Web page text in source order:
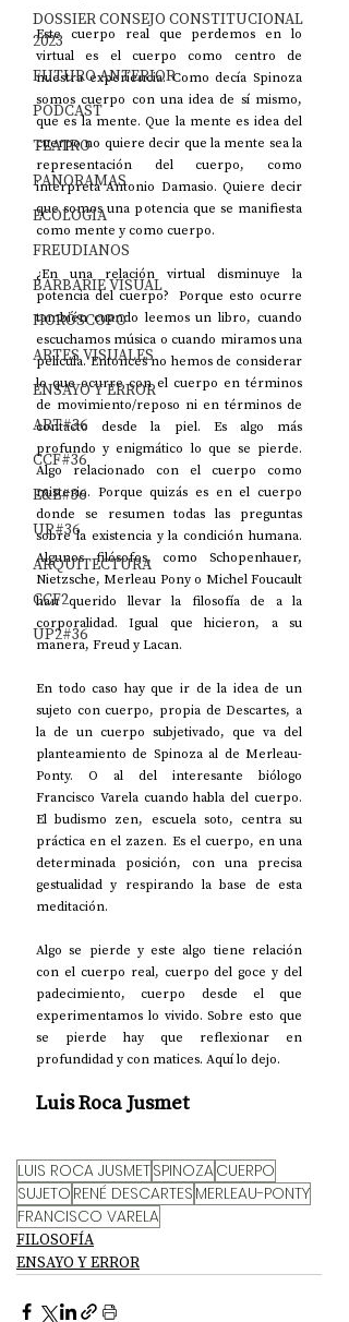
DOSSIER CONSEJO CONSTITUCIONAL
2023
FUTURO ANTERIOR
PODCAST
TEATRO
PANORAMAS
ECOLOGÍA
FREUDIANOS
BARBARIE VISUAL
HORÓSCOPO
ARTES VISUALES
ENSAYO Y ERROR
ART#36
CCF#36
E&E#36
UP#36
ARQUITECTURA
CCF2
UP2#36
Este cuerpo real que perdemos en lo
virtual es el cuerpo como centro de
nuestra experiencia. Como decía Spinoza
somos cuerpo con una idea de sí mismo,
que es la mente. Que la mente es idea del
cuerpo no quiere decir que la mente sea la
representación del cuerpo, como
interpreta Antonio Damasio. Quiere decir
que somos una potencia que se manifiesta
como mente y como cuerpo.
¿En una relación virtual disminuye la
potencia del cuerpo?  Porque esto ocurre
también cuando leemos un libro, cuando
escuchamos música o cuando miramos una
película. Entonces no hemos de considerar
lo que ocurre con el cuerpo en términos
de movimiento/reposo ni en términos de
contacto desde la piel. Es algo más
profundo y enigmático lo que se pierde.
Algo relacionado con el cuerpo como
misterio. Porque quizás es en el cuerpo
donde se resumen todas las preguntas
sobre la existencia y la condición humana.
Algunos filósofos, como Schopenhauer,
Nietzsche, Merleau Pony o Michel Foucault
han querido llevar la filosofía de a la
corporalidad. Igual que hicieron, a su
manera, Freud y Lacan.
En todo caso hay que ir de la idea de un
sujeto con cuerpo, propia de Descartes, a
la de un cuerpo subjetivado, que va del
planteamiento de Spinoza al de Merleau-
Ponty. O al del interesante biólogo
Francisco Varela cuando habla del cuerpo.
El budismo zen, escuela soto, centra su
práctica en el zazen. Es el cuerpo, en una
determinada posición, con una precisa
gestualidad y respirando la base de esta
meditación.
Algo se pierde y este algo tiene relación
con el cuerpo real, cuerpo del goce y del
padecimiento, cuerpo desde el que
experimentamos lo vivido. Sobre esto que
se pierde hay que reflexionar en
profundidad y con matices. Aquí lo dejo.
Luis Roca Jusmet
LUIS ROCA JUSMETSPINOZACUERPO
SUJETO RENÉ DESCARTES MERLEAU-PONTY
FRANCISCO VARELA
FILOSOFÍA
ENSAYO Y ERROR